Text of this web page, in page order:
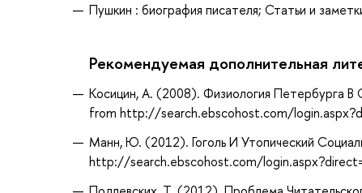
Пушкин : биография писателя; Статьи и
Рекомендуемая дополнительная
Косицин, А. (2008). Физиология Петербурга
from http://search.ebscohost.com/
Манн, Ю. (2012). Гоголь И Утопический
http://search.ebscohost.com/